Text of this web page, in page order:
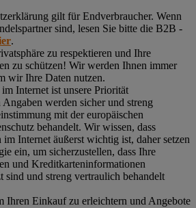
gilt für Endverbraucher. Wenn
sind, lesen Sie bitte die B2B -
.
zu respektieren und Ihre
zu schützen! Wir werden Ihnen immer
wir Ihre Daten nutzen.
Internet ist unsere Priorität
Angaben werden sicher und streng
mit der europäischen
behandelt. Wir wissen, dass
Internet äußerst wichtig ist, daher setzen
ein, um sicherzustellen, dass Ihre
und Kreditkarteninformationen
sind und streng vertraulich behandelt
Ihren Einkauf zu erleichtern und Angebote